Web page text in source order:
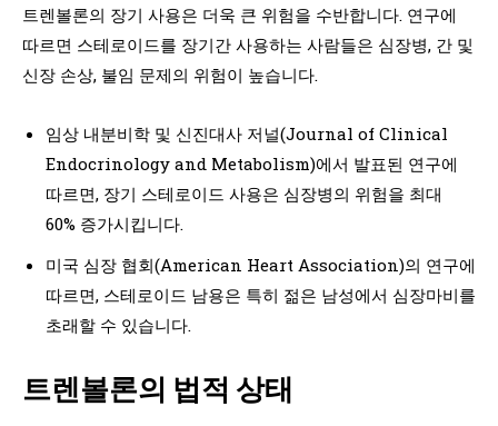
트렌볼론의 장기 사용은 더욱 큰 위험을 수반합니다. 연구에
따르면 스테로이드를 장기간 사용하는 사람들은 심장병, 간 및
신장 손상, 불임 문제의 위험이 높습니다.
임상 내분비학 및 신진대사 저널(Journal of Clinical
Endocrinology and Metabolism)에서 발표된 연구에
따르면, 장기 스테로이드 사용은 심장병의 위험을 최대
60% 증가시킵니다.
미국 심장 협회(American Heart Association)의 연구에
따르면, 스테로이드 남용은 특히 젊은 남성에서 심장마비를
초래할 수 있습니다.
트렌볼론의 법적 상태